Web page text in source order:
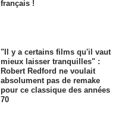
français !
"Il y a certains films qu'il vaut
mieux laisser tranquilles" :
Robert Redford ne voulait
absolument pas de remake
pour ce classique des années
70